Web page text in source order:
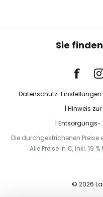
Sie
Datenschutz-Einstellungen
Hinweis
Entsorgungs-
Die durchgestrichenen Preise
Alle Preise in €, inkl. 19
© 2026